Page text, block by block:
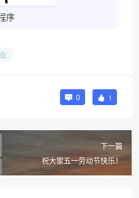
序
0 1
下一篇
祝大家五一劳动节快乐！